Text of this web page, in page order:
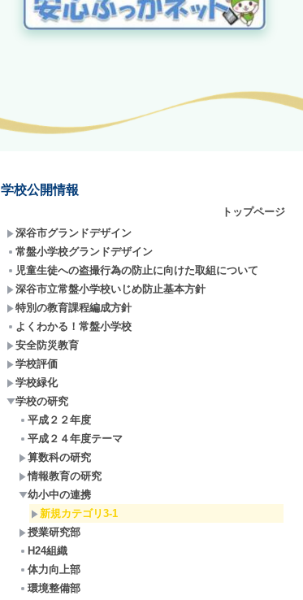
学校公開情報
トップページ
深谷市グランドデザイン
常盤小学校グランドデザイン
児童生徒への盗撮行為の防止に向けた取組について
深谷市立常盤小学校いじめ防止基本方針
特別の教育課程編成方針
よくわかる！常盤小学校
安全防災教育
学校評価
学校緑化
学校の研究
平成２２年度
平成２４年度テーマ
算数科の研究
情報教育の研究
幼小中の連携
新規カテゴリ3-1
授業研究部
H24組織
体力向上部
環境整備部